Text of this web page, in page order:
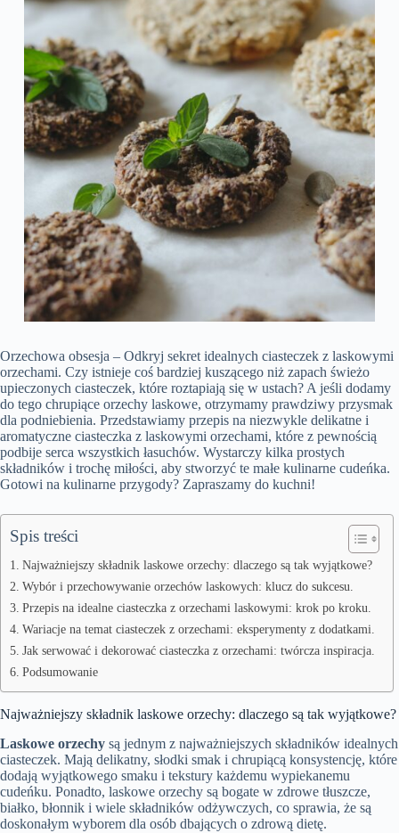
Orzechowa obsesja – Odkryj sekret idealnych ciasteczek z laskowymi
orzechami. Czy istnieje coś bardziej kuszącego niż zapach świeżo
upieczonych ciasteczek, które roztapiają się w ustach? A jeśli dodamy
do tego chrupiące orzechy laskowe, otrzymamy prawdziwy przysmak
dla podniebienia. Przedstawiamy przepis na niezwykle delikatne i
aromatyczne ciasteczka z laskowymi orzechami, które z pewnością
podbije serca wszystkich łasuchów. Wystarczy kilka prostych
składników i trochę miłości, aby stworzyć te małe kulinarne cudeńka.
Gotowi na kulinarne przygody? Zapraszamy do kuchni!
Spis treści
Najważniejszy składnik laskowe orzechy: dlaczego są tak wyjątkowe?
Wybór i przechowywanie orzechów laskowych: klucz do sukcesu.
Przepis na idealne ciasteczka z orzechami laskowymi: krok po kroku.
Wariacje na temat ciasteczek z orzechami: eksperymenty z dodatkami.
Jak serwować i dekorować ciasteczka z orzechami: twórcza inspiracja.
Podsumowanie
Najważniejszy składnik laskowe orzechy: dlaczego są tak wyjątkowe?
Laskowe orzechy są jednym z najważniejszych składników idealnych
ciasteczek. Mają delikatny, słodki smak i chrupiącą konsystencję, które
dodają wyjątkowego smaku i tekstury każdemu wypiekanemu
cudeńku. Ponadto, laskowe orzechy są bogate w zdrowe tłuszcze,
białko, błonnik i wiele składników odżywczych, co sprawia, że są
doskonałym wyborem dla osób dbających o zdrową dietę.